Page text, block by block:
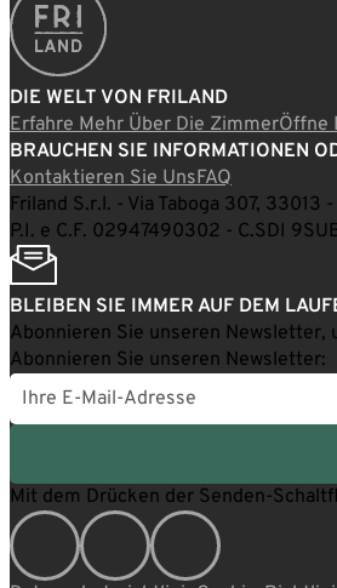
DIE WELT VON FRILAND
Erfahre Mehr Über Die ZimmerÖffne
BRAUCHEN SIE INFORMATIONEN
Kontaktieren Sie UnsFAQ
Friland S.r.l. - Via Taboga 307,
P.I. e C.F. 02947490302 - C.SDI
BLEIBEN SIE IMMER AUF DEM
Abonnieren Sie unseren Newsletter,
Abonnieren Sie unseren Newsletter:
Mit dem Drücken der Senden-
Seguici su Instagram
Seguici su Facebook
Seguici su